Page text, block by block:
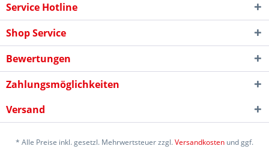
Service Hotline
Shop Service
Bewertungen
Zahlungsmöglichkeiten
Versand
* Alle Preise inkl. gesetzl. Mehrwertsteuer zzgl.Versandkosten und ggf.